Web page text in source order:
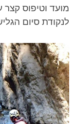
מועד וטיפוס קצר
לנקודת סיום